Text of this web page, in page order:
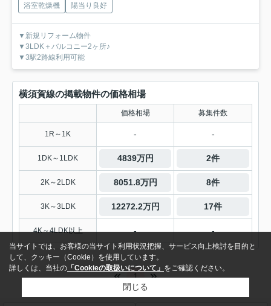
浴室乾燥機
陽当り良好
▼新規リフォーム物件
▼3LDK＋バルコニー2ヶ所♪
▼3駅2路線利用可能
横須賀線の掲載物件の価格相場
価格相場 募集件数
1R～1K - -
1DK～1LDK 4839万円 2件
2K～2LDK 8051.8万円 8件
3K～3LDK 12272.2万円 17件
4K～4LDK以上 - -
1
当サイトでは、お客様の当サイト利用状況把握、サービス向上検討を目的と
して、クッキー（Cookie）を使用しています。
詳しくは、当社の 「Cookieの取扱いについて」 をご確認ください。
閉じる